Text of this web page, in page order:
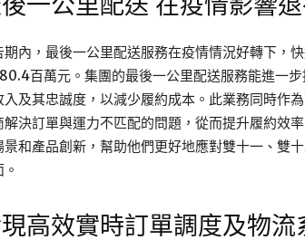
期內，最後一公里配送服務在疫情情況好轉下，
百萬元。集團的最後一公里配送服務能進一
入及其忠誠度，以減少履約成本。此業務同時作
解決訂單與運力不匹配的問題，從而提升履約效
景和產品創新，幫助他們更好地應對雙十一、雙
高效實時訂單調度及物